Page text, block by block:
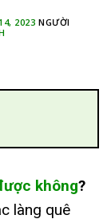
2023 NGƯỜI
không?
làng quê